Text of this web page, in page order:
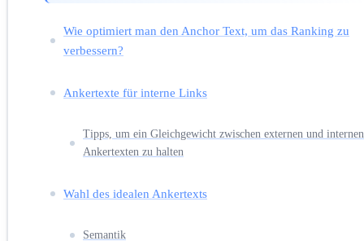
Wie optimiert man den Anchor Text, um das Ranking zu
verbessern?
Ankertexte für interne Links
Tipps, um ein Gleichgewicht zwischen externen und internen
Ankertexten zu halten
Wahl des idealen Ankertexts
Semantik